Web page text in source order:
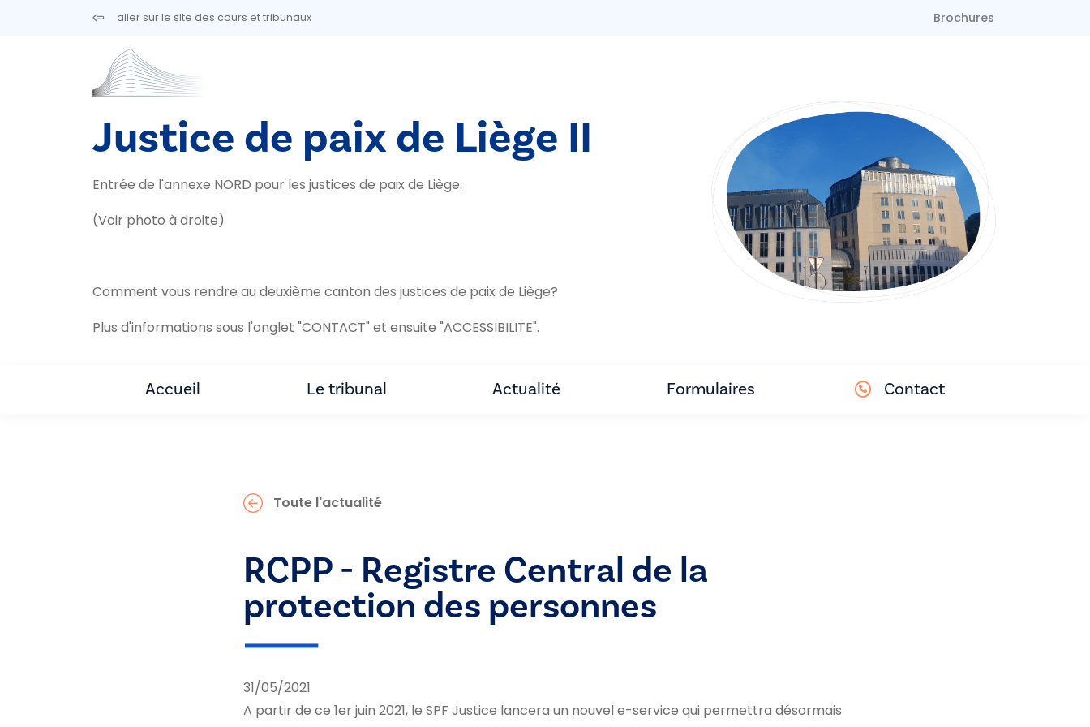
Aller au contenu principalaller sur le site des cours et tribunaux Brochures
Justice de paix de Liège II
Entrée de l'annexe NORD pour les justices de paix de Liège.
(Voir photo à droite)
Comment vous rendre au deuxième canton des justices de paix de Liège?
Plus d'informations sous l'onglet "CONTACT" et ensuite "ACCESSIBILITE".
Accueil Le tribunal Actualité Formulaires Contact
Toute l'actualité
RCPP - Registre Central de la
protection des personnes
31/05/2021
A partir de ce 1er juin 2021, le SPF Justice lancera un nouvel e-service qui permettra désormais